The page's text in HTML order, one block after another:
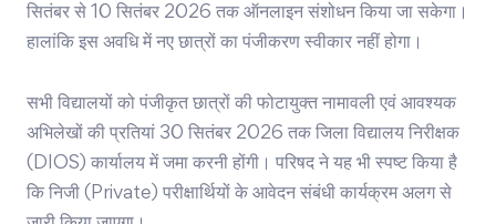
सितंबर से 10 सितंबर 2026 तक ऑनलाइन संशोधन किया जा सकेगा।
हालांकि इस अवधि में नए छात्रों का पंजीकरण स्वीकार नहीं होगा।
सभी विद्यालयों को पंजीकृत छात्रों की फोटायुक्त नामावली एवं आवश्यक
अभिलेखों की प्रतियां 30 सितंबर 2026 तक जिला विद्यालय निरीक्षक
(DIOS) कार्यालय में जमा करनी होंगी। परिषद ने यह भी स्पष्ट किया है
कि निजी (Private) परीक्षार्थियों के आवेदन संबंधी कार्यक्रम अलग से